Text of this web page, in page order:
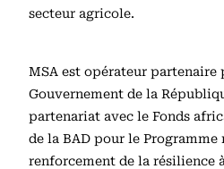
secteur agricole.
MSA est opérateur
Gouvernement de la
partenariat avec le Fonds
de la BAD pour le
renforcement de la résilience